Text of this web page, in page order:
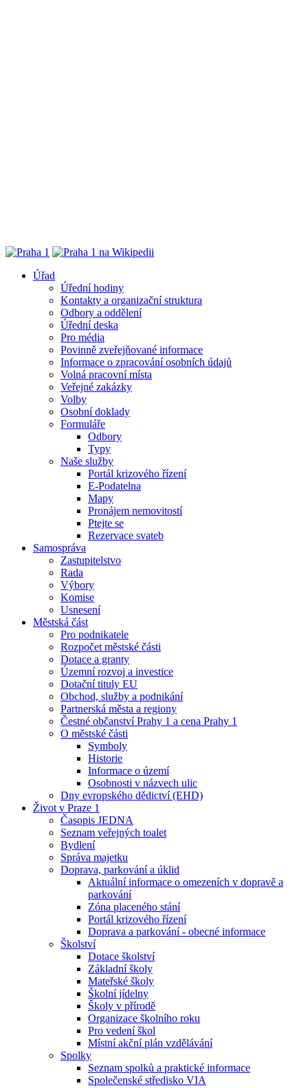
Úřad
Úřední hodiny
Kontakty a organizační struktura
Odbory a oddělení
Úřední deska
Pro média
Povinně zveřejňované informace
Informace o zpracování osobních údajů
Volná pracovní místa
Veřejné zakázky
Volby
Osobní doklady
Formuláře
Odbory
Typy
Naše služby
Portál krizového řízení
E-Podatelna
Mapy
Pronájem nemovitostí
Ptejte se
Rezervace svateb
Samospráva
Zastupitelstvo
Rada
Výbory
Komise
Usnesení
Městská část
Pro podnikatele
Rozpočet městské části
Dotace a granty
Územní rozvoj a investice
Dotační tituly EU
Obchod, služby a podnikání
Partnerská města a regiony
Čestné občanství Prahy 1 a cena Prahy 1
O městské části
Symboly
Historie
Informace o území
Osobnosti v názvech ulic
Dny evropského dědictví (EHD)
Život v Praze 1
Časopis JEDNA
Seznam veřejných toalet
Bydlení
Správa majetku
Doprava, parkování a úklid
Aktuální informace o omezeních v dopravě a
parkování
Zóna placeného stání
Portál krizového řízení
Doprava a parkování - obecné informace
Školství
Dotace školství
Základní školy
Mateřské školy
Školní jídelny
Školy v přírodě
Organizace školního roku
Pro vedení škol
Místní akční plán vzdělávání
Spolky
Seznam spolků a praktické informace
Společenské středisko VIA